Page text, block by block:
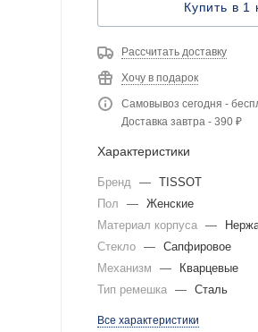
Купить в 1
Рассчитать доставку
Хочу в подарок
Самовывоз сегодня -
Доставка завтра - 390 ₽
Характеристики
Бренд — TISSOT
Пол
— Женские
Материал корпуса —
Стекло — Сапфировое
Механизм
—
Кварцевые
Тип ремешка — Сталь
Все характеристики